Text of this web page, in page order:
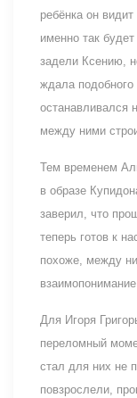
ребёнка он
именно так
задели Ксению,
ждала
останавливался
между ними
Тем временем
в образе
заверил, что
теперь готов к
похоже, между
Для Игоря
переломный
стал для них не
повзрослели,